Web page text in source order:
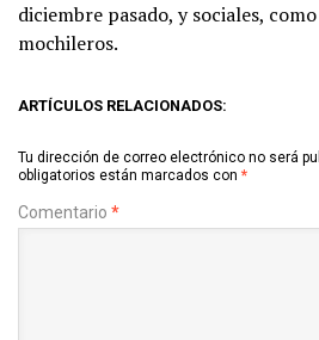
diciembre pasado, y sociales,
mochileros.
ARTÍCULOS RELACIONADOS:
Tu dirección de correo electrónico no será
obligatorios están marcados con *
Comentario *